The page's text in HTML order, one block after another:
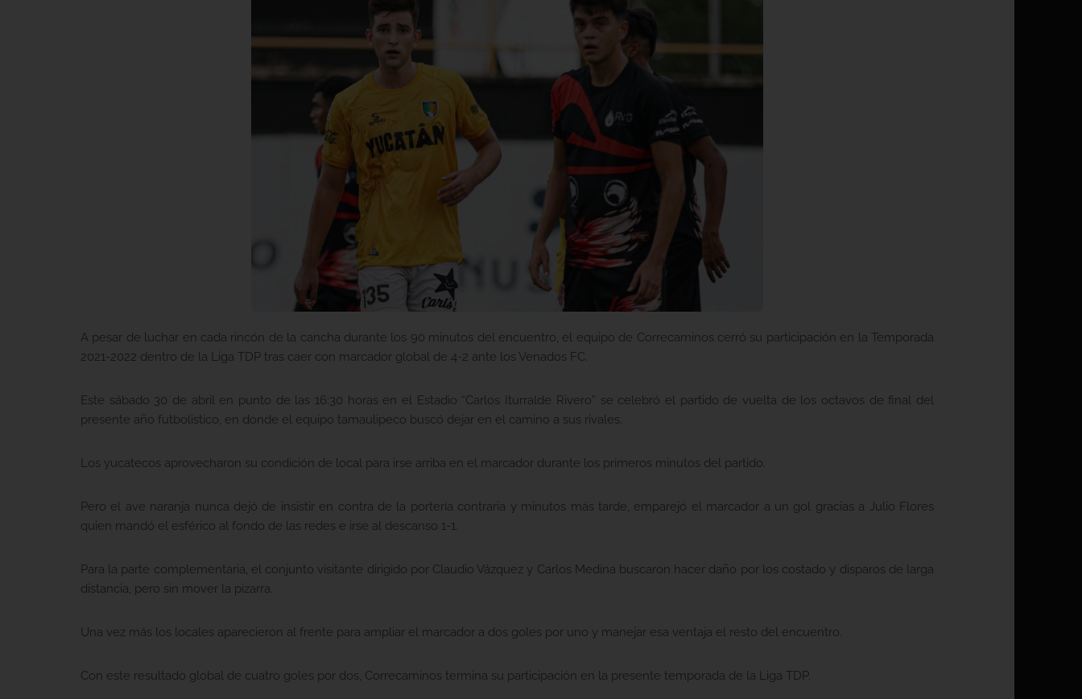
A pesar de luchar en cada rincón de la cancha durante los 90 minutos del encuentro, el equipo de Correcaminos cerró su participación en la Temporada
2021-2022 dentro de la Liga TDP tras caer con marcador global de 4-2 ante los Venados FC.
Este sábado 30 de abril en punto de las 16:30 horas en el Estadio “Carlos Iturralde Rivero” se celebró el partido de vuelta de los octavos de final del
presente año futbolistico, en donde el equipo tamaulipeco buscó dejar en el camino a sus rivales.
Los yucatecos aprovecharon su condición de local para irse arriba en el marcador durante los primeros minutos del partido.
Pero el ave naranja nunca dejó de insistir en contra de la portería contraria y minutos más tarde, emparejó el marcador a un gol gracias a Julio Flores
quien mandó el esférico al fondo de las redes e irse al descanso 1-1.
Para la parte complementaria, el conjunto visitante dirigido por Claudio Vázquez y Carlos Medina buscaron hacer daño por los costado y disparos de larga
distancia, pero sin mover la pizarra.
Una vez más los locales aparecieron al frente para ampliar el marcador a dos goles por uno y manejar esa ventaja el resto del encuentro.
Con este resultado global de cuatro goles por dos, Correcaminos termina su participación en la presente temporada de la Liga TDP.